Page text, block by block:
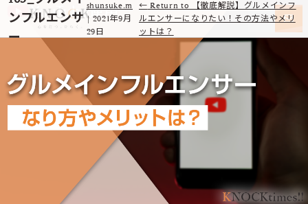
ンフルエンサ
ー
shunsuke.m
| 2021年9月
29日
← Return to 【徹底解説】グルメインフ
ルエンサーになりたい！その方法やメリ
ットは？